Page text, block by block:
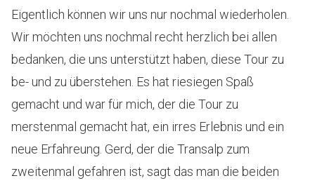
Eigentlich können wir uns nur nochmal wiederholen.
Wir möchten uns nochmal recht herzlich bei allen
bedanken, die uns unterstützt haben, diese Tour zu
be- und zu überstehen. Es hat riesiegen Spaß
gemacht und war für mich, der die Tour zu
merstenmal gemacht hat, ein irres Erlebnis und ein
neue Erfahreung. Gerd, der die Transalp zum
zweitenmal gefahren ist, sagt das man die beiden